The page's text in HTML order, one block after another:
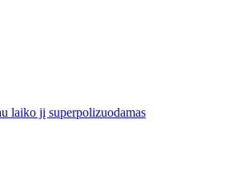
laiko jį superpolizuodamas